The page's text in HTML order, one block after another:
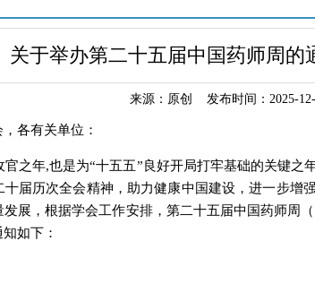
关于举办第二十五届中国药师周的
来源：原创 发布时间：2025-
各有关单位：
官之年,也是为“十五五”良好开局打牢基础的关键
届历次全会精神，助力健康中国建设，进一步增
展，根据学会工作安排，第二十五届中国药师周
如下：